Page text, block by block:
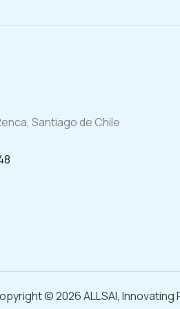
Santiago de Chile
© 2026 ALLSAI,